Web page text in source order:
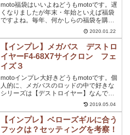
moto福袋はいいよねどうもmotoです。遅
くなりましたが年末・年始といえば福袋
ですよね。毎年、何かしらの福袋を購入
しているんですが今年は初めて、釣具屋
さんの実店舗で福袋を購入してきまし
た。実店舗での福袋って、在庫処分品が
多いとか、売れ筋が...
2020.01.22
【インプレ】メガバス デストロ
イヤーF4-68X7サイクロン フェ
イズ３
motoインプレ大好きどうもmotoです。個
人的に、メガバスのロッドの中で好きな
シリーズは【デストロイヤー】なんです
が僕が、小学校自体に【デストロイヤ
ー】の初期が発売されたときは中々手に
入らなくて、かなりのプレミア価格にな
っていましたね。当...
2019.05.04
【インプレ】ベローズギルに合う
フックは？セッティングを考察！